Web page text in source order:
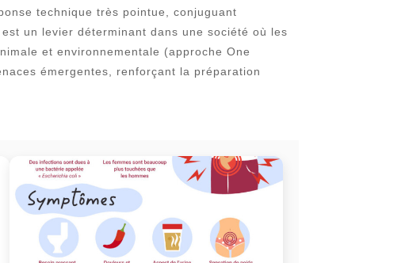
technique très pointue, conjuguant
un levier déterminant dans une société où les
et environnementale (approche One
émergentes, renforçant la préparation